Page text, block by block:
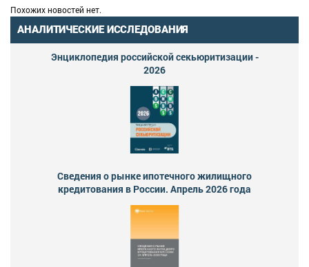
Похожих новостей нет.
АНАЛИТИЧЕСКИЕ ИССЛЕДОВАНИЯ
Энциклопедия российской секьюритизации -
2026
Сведения о рынке ипотечного жилищного
кредитования в России. Апрель 2026 года